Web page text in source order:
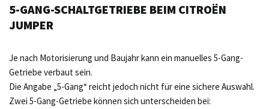
5-GANG-SCHALTGETRIEBE BEIM CITROËN
JUMPER
Je nach Motorisierung und Baujahr kann ein manuelles 5-Gang-
Getriebe verbaut sein.
Die Angabe „5-Gang“ reicht jedoch nicht für eine sichere Auswahl.
Zwei 5-Gang-Getriebe können sich unterscheiden bei: